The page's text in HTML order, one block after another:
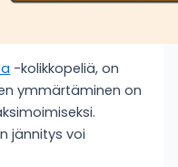
-kolikkopeliä, on
ymmärtäminen on
jännitys voi